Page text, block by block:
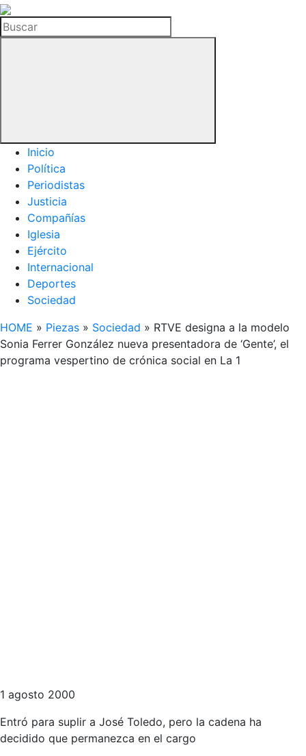
La
Hemeroteca
del
Buscar
Inicio
Política
Periodistas
Justicia
Compañías
Iglesia
Ejército
Internacional
Deportes
Sociedad
HOME » Piezas » Sociedad » RTVE designa a la modelo
Sonia Ferrer González nueva presentadora de ‘Gente’, el
programa vespertino de crónica social en La 1
1 agosto 2000
Entró para suplir a José Toledo, pero la cadena ha
decidido que permanezca en el cargo